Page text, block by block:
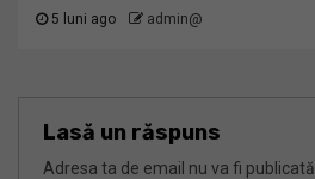
5 luni ago admin@
Lasă un răspuns
Adresa ta de email nu va fi publicată.